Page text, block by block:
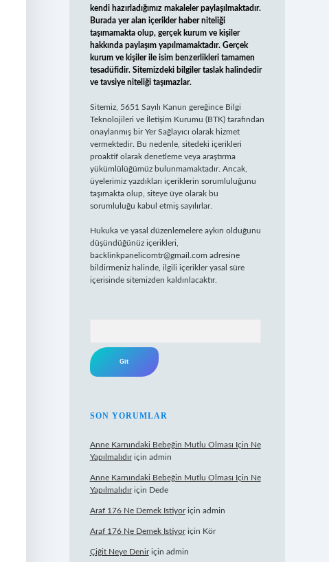
kendi hazırladığımız makaleler paylaşılmaktadır.
Burada yer alan içerikler haber niteliği
taşımamakta olup, gerçek kurum ve kişiler
hakkında paylaşım yapılmamaktadır. Gerçek
kurum ve kişiler ile isim benzerlikleri tamamen
tesadüfidir. Sitemizdeki bilgiler taslak halindedir
ve tavsiye niteliği taşımazlar.
Sitemiz, 5651 Sayılı Kanun gereğince Bilgi
Teknolojileri ve İletişim Kurumu (BTK) tarafından
onaylanmış bir Yer Sağlayıcı olarak hizmet
vermektedir. Bu nedenle, sitedeki içerikleri
proaktif olarak denetleme veya araştırma
yükümlülüğümüz bulunmamaktadır. Ancak,
üyelerimiz yazdıkları içeriklerin sorumluluğunu
taşımakta olup, siteye üye olarak bu
sorumluluğu kabul etmiş sayılırlar.
Hukuka ve yasal düzenlemelere aykırı olduğunu
düşündüğünüz içerikleri,
backlinkpanelicomtr@gmail.com adresine
bildirmeniz halinde, ilgili içerikler yasal süre
içerisinde sitemizden kaldırılacaktır.
SON YORUMLAR
Anne Karnındaki Bebeğin Mutlu Olması Için Ne
Yapılmalıdıriçin admin
Anne Karnındaki Bebeğin Mutlu Olması Için Ne
Yapılmalıdıriçin Dede
Araf 176 Ne Demek Istiyoriçin admin
Araf 176 Ne Demek Istiyoriçin Kör
Çiğit Neye Deniriçin admin